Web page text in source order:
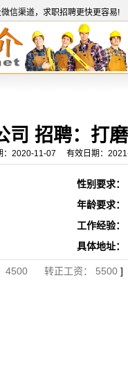
信渠道，求职招聘更快更容易!
司 招聘：打
：2020-11-07 有效日期：
性别要求：
年龄要求：
工作经验：
具体地址：
4500 转正工资： 5500 ]